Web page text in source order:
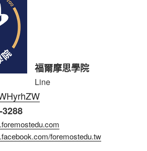
福爾摩思學院
Line
foremostedu.tw